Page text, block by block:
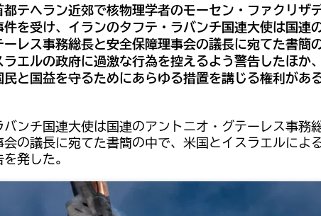
都テヘラン近郊で核物理学者のモーセン・ファクリザ
を受け、イランのタフテ・ラバンチ国連大使は国連
レス事務総長と安全保障理事会の議長に宛てた書簡
エルの政府に過激な行為を控えるよう警告したほか
と国益を守るためにあらゆる措置を講じる権利があ
バンチ国連大使は国連のアントニオ・グテーレス事務
会の議長に宛てた書簡の中で、米国とイスラエルによ
発した。